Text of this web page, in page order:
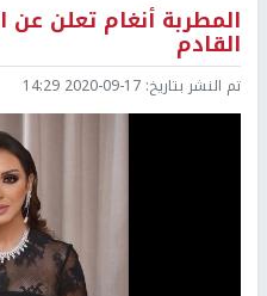
المطربة أنغام تعلن
القادم
تم النشر بتاريخ: 2020-09-17 14:29